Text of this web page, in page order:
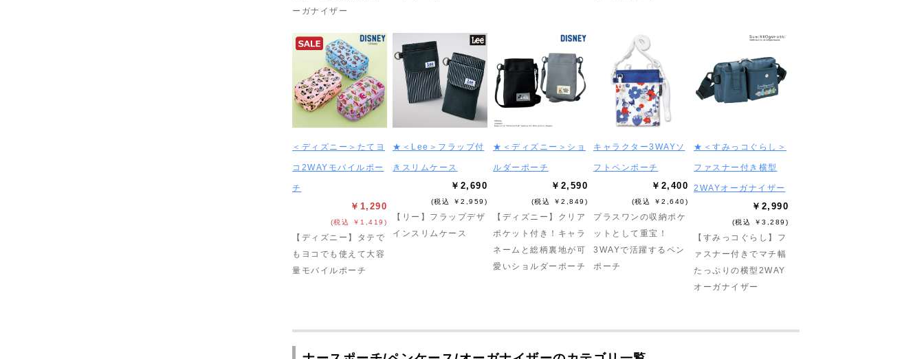
ーガナイザー
＜ディズニー＞たてヨ
コ2WAYモバイルポー
チ
￥1,290
(税込 ￥1,419)
【ディズニー】タテで
もヨコでも使えて大容
量モバイルポーチ
★＜Lee＞フラップ付
きスリムケース
￥2,690
(税込 ￥2,959)
【リー】フラップデザ
インスリムケース
★＜ディズニー＞ショ
ルダーポーチ
￥2,590
(税込 ￥2,849)
【ディズニー】クリア
ポケット付き！キャラ
ネームと総柄裏地が可
愛いショルダーポーチ
キャラクター3WAYソ
フトペンポーチ
￥2,400
(税込 ￥2,640)
プラスワンの収納ポケ
ットとして重宝！
3WAYで活躍するペン
ポーチ
★＜すみっコぐらし＞
ファスナー付き横型
2WAYオーガナイザー
￥2,990
(税込 ￥3,289)
【すみっコぐらし】フ
ァスナー付きでマチ幅
たっぷりの横型2WAY
オーガナイザー